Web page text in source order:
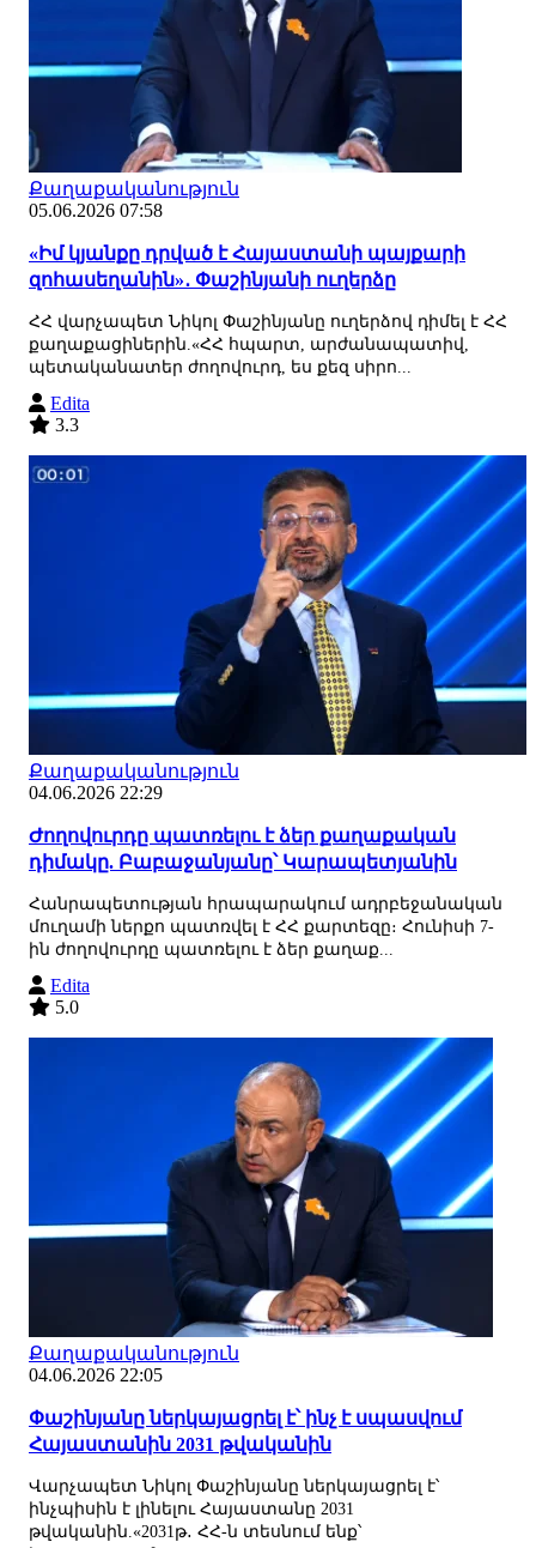
Քաղաքականություն
05.06.2026 07:58
«Իմ կյանքը դրված է Հայաստանի պայքարի
զոհասեղանին»․ Փաշինյանի ուղերձը
ՀՀ վարչապետ Նիկոլ Փաշինյանը ուղերձով դիմել է ՀՀ
քաղաքացիներին.«ՀՀ հպարտ, արժանապատիվ,
պետականատեր ժողովուրդ, ես քեզ սիրո...
Edita
3.3
Քաղաքականություն
04.06.2026 22:29
Ժողովուրդը պատռելու է ձեր քաղաքական
դիմակը. Բաբաջանյանը՝ Կարապետյանին
Հանրապետության հրապարակում ադրբեջանական
մուղամի ներքո պատռվել է ՀՀ քարտեզը։ Հունիսի 7-
ին ժողովուրդը պատռելու է ձեր քաղաք...
Edita
5.0
Քաղաքականություն
04.06.2026 22:05
Փաշինյանը ներկայացրել է՝ ինչ է սպասվում
Հայաստանին 2031 թվականին
Վարչապետ Նիկոլ Փաշինյանը ներկայացրել է՝
ինչպիսին է լինելու Հայաստանը 2031
թվականին.«2031թ․ ՀՀ-ն տեսնում ենք՝